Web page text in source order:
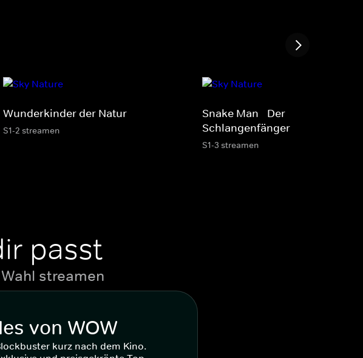
Wunderkinder der Natur
S1-2 streamen
Snake Man - Der
Schlangenfänger
S1-3 streamen
passt
streamen
von WOW
kurz nach dem Kino.